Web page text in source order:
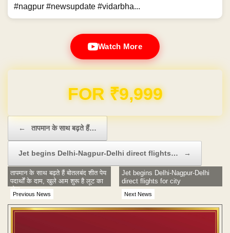
#nagpur #newsupdate #vidarbha...
Watch More
FOR ₹9,999
← तापमान के साथ बढ़ते हैं…
Jet begins Delhi-Nagpur-Delhi direct flights… →
Previous News
तापमान के साथ बढ़ते हैं बोतलबंद शीत पेय
पदार्थों के दाम, खुले आम शुरू है लूट का
खेल
Next News
Jet begins Delhi-Nagpur-Delhi
direct flights for city